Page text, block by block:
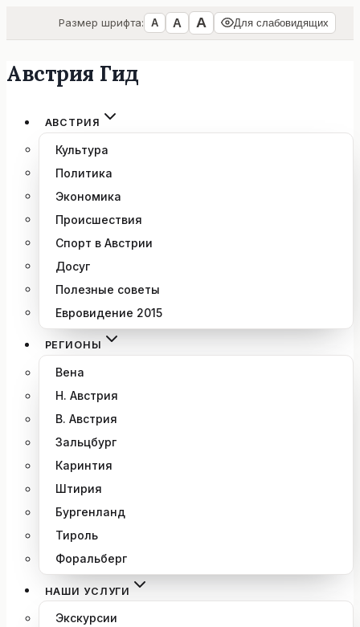
Размер шрифта: А А А Для слабовидящих
Перейти
содержимому
Австрия Гид
АВСТРИЯ
Культура
Политика
Экономика
Происшествия
Спорт в Австрии
Досуг
Полезные советы
Евровидение 2015
РЕГИОНЫ
Вена
Н. Австрия
В. Австрия
Зальцбург
Каринтия
Штирия
Бургенланд
Тироль
Форальберг
НАШИ УСЛУГИ
Экскурсии